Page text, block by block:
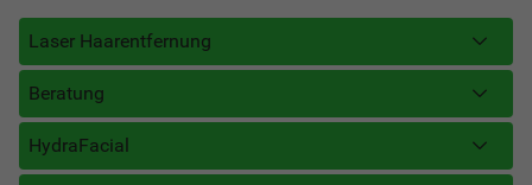
Laser Haarentfernung
Beratung
HydraFacial